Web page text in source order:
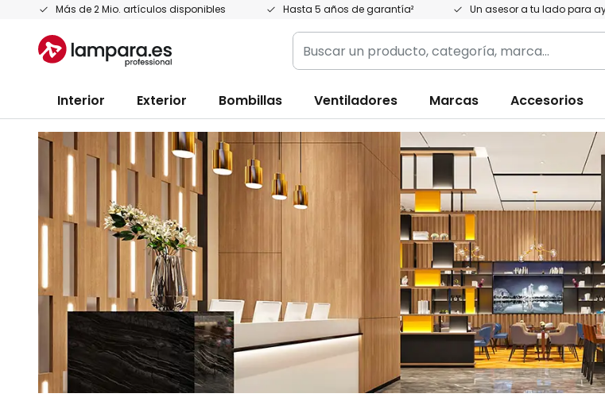
Más de 2 Mio. artículos disponibles Hasta 5 años de garantía² Un asesor a tu lado para
Ir
contenido
Buscar
un
categoría,
marca...
Interior Exterior Bombillas Ventiladores Marcas Accesorios